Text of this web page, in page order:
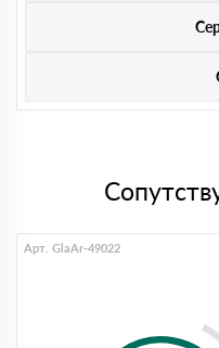
Арт. GlaAr-49022